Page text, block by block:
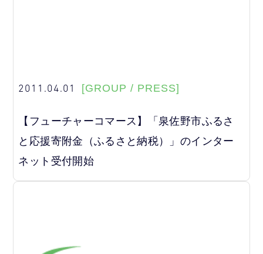
2011.04.01 [GROUP / PRESS]
【フューチャーコマース】「泉佐野市ふるさ
と応援寄附金（ふるさと納税）」のインター
ネット受付開始